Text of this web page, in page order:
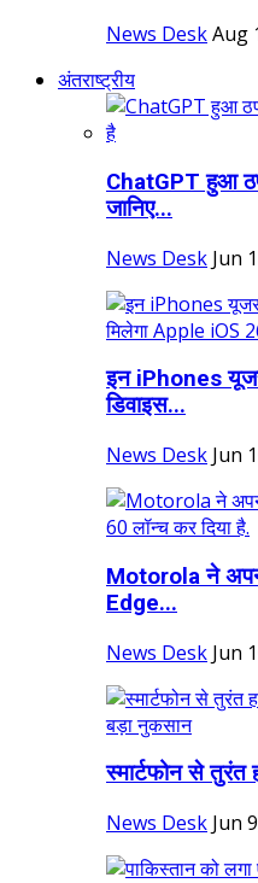
News DeskAug
अंतराष्ट्रीय
ChatGPT हुआ
जानिए...
News Desk Jun
इन iPhones
ड‍िवाइस...
News Desk Jun
Motorola ने
Edge...
News Desk Jun
स्मार्टफोन से
News Desk Jun